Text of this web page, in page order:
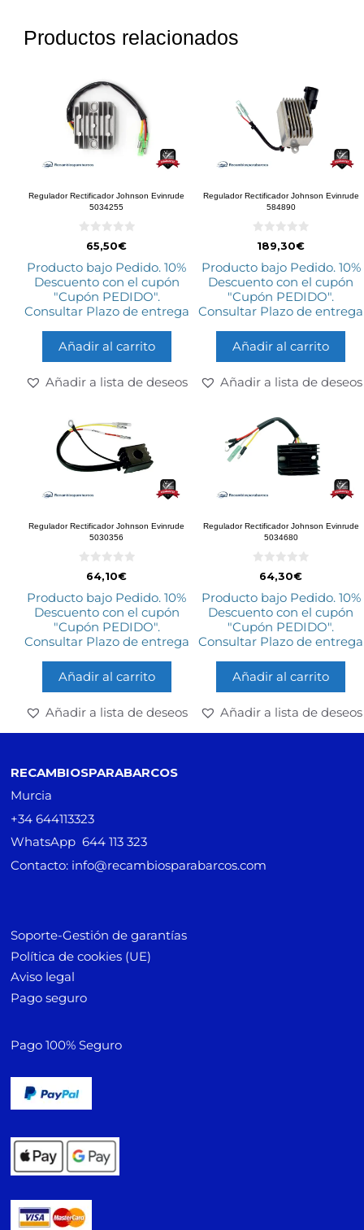
Productos relacionados
Regulador Rectificador Johnson Evinrude
5034255
5
65,50€
Producto bajo Pedido. 10%
Descuento con el cupón
"Cupón PEDIDO".
Consultar Plazo de entrega
Añadir al carrito
Añadir a lista de deseos
Regulador Rectificador Johnson Evinrude
584890
0
5
189,30€
Producto bajo Pedido. 10%
Descuento con el cupón
"Cupón PEDIDO".
Consultar Plazo de entrega
Añadir al carrito
Añadir a lista de deseos
Regulador Rectificador Johnson Evinrude
5030356
5
64,10€
Producto bajo Pedido. 10%
Descuento con el cupón
"Cupón PEDIDO".
Consultar Plazo de entrega
Añadir al carrito
Añadir a lista de deseos
Regulador Rectificador Johnson Evinrude
5034680
5
64,30€
Producto bajo Pedido. 10%
Descuento con el cupón
"Cupón PEDIDO".
Consultar Plazo de entrega
Añadir al carrito
Añadir a lista de deseos
RECAMBIOSPARABARCOS
Murcia
+34 644113323
WhatsApp 644 113 323
Contacto: info@recambiosparabarcos.com
Soporte-Gestión de garantías
Política de cookies (UE)
Aviso legal
Pago seguro
Pago 100% Seguro